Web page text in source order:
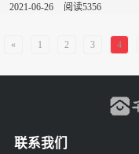
2021-06-26 阅读5356
« 1 2 3 4
联系我们